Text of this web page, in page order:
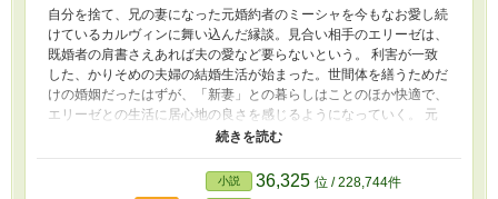
自分を捨て、兄の妻になった元婚約者のミーシャを今もなお愛し続
けているカルヴィンに舞い込んだ縁談。見合い相手のエリーゼは、
既婚者の肩書さえあれば夫の愛など要らないという。 利害が一致
した、かりそめの夫婦の結婚生活が始まった。世間体を繕うためだ
けの婚姻だったはずが、「新妻」との暮らしはことのほか快適で、
エリーゼとの生活に居心地の良さを感じるようになっていく。 元
婚約者＝義姉への思慕を募らせて苦しむカルヴィンに、エリーゼは
「私をお義姉様だと思って抱いてください」とミーシャの代わりに
なると申し出る。何度も肌を合わせるうちに、報われないミーシャ
への恋から解放されていった。エリーゼへの愛情を感じ始めたカル
小説 36,325 位 / 228,744件